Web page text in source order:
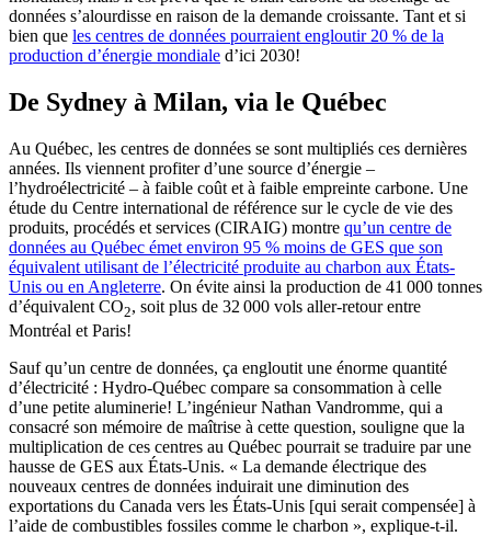
données s’alourdisse en raison de la demande croissante. Tant et si
bien que les centres de données pourraient engloutir 20 % de la
production d’énergie mondiale d’ici 2030!
De Sydney à Milan, via le Québec
Au Québec, les centres de données se sont multipliés ces dernières
années. Ils viennent profiter d’une source d’énergie –
l’hydroélectricité – à faible coût et à faible empreinte carbone. Une
étude du Centre international de référence sur le cycle de vie des
produits, procédés et services (CIRAIG) montre qu’un centre de
données au Québec émet environ 95 % moins de GES que son
équivalent utilisant de l’électricité produite au charbon aux États-
Unis ou en Angleterre. On évite ainsi la production de 41 000 tonnes
d’équivalent CO2, soit plus de 32 000 vols aller-retour entre
Montréal et Paris!
Sauf qu’un centre de données, ça engloutit une énorme quantité
d’électricité : Hydro-Québec compare sa consommation à celle
d’une petite aluminerie! L’ingénieur Nathan Vandromme, qui a
consacré son mémoire de maîtrise à cette question, souligne que la
multiplication de ces centres au Québec pourrait se traduire par une
hausse de GES aux États-Unis. « La demande électrique des
nouveaux centres de données induirait une diminution des
exportations du Canada vers les États-Unis [qui serait compensée] à
l’aide de combustibles fossiles comme le charbon », explique-t-il.